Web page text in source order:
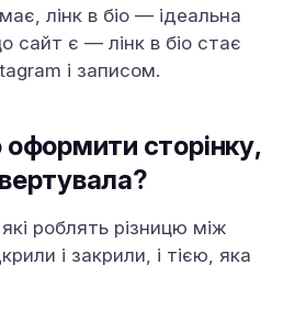
лінк в біо — ідеальна
сайт є — лінк в біо стає
і записом.
сторінку,
роблять різницю між
і закрили, і тією, яка